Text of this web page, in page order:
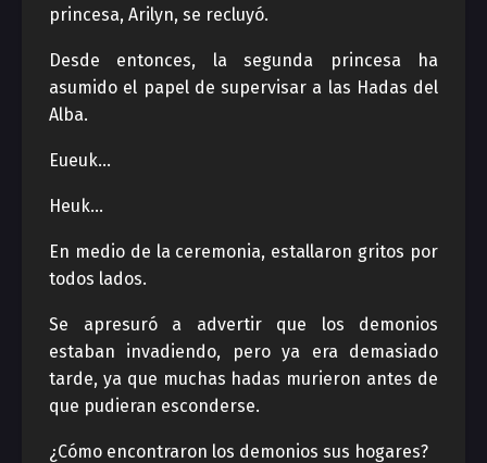
princesa, Arilyn, se recluyó.
Desde entonces, la segunda princesa ha
asumido el papel de supervisar a las Hadas del
Alba.
Eueuk…
Heuk…
En medio de la ceremonia, estallaron gritos por
todos lados.
Se apresuró a advertir que los demonios
estaban invadiendo, pero ya era demasiado
tarde, ya que muchas hadas murieron antes de
que pudieran esconderse.
¿Cómo encontraron los demonios sus hogares?